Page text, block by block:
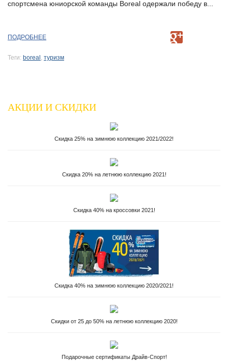
спортсмена юниорской команды Boreal одержали победу в...
ПОДРОБНЕЕ
Теги: boreal туризм
АКЦИИ И СКИДКИ
Скидка 25% на зимнюю коллекцию 2021/2022!
Скидка 20% на летнюю коллекцию 2021!
Скидка 40% на кроссовки 2021!
Скидка 40% на зимнюю коллекцию 2020/2021!
Скидки от 25 до 50% на летнюю коллекцию 2020!
Подарочные сертификаты Драйв-Спорт!